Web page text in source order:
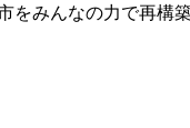
みんなの力で再